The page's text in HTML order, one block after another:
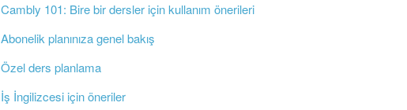
Cambly 101: Bire bir dersler için kullanım önerileri
Abonelik planınıza genel bakış
Özel ders planlama
İş İngilizcesi için öneriler